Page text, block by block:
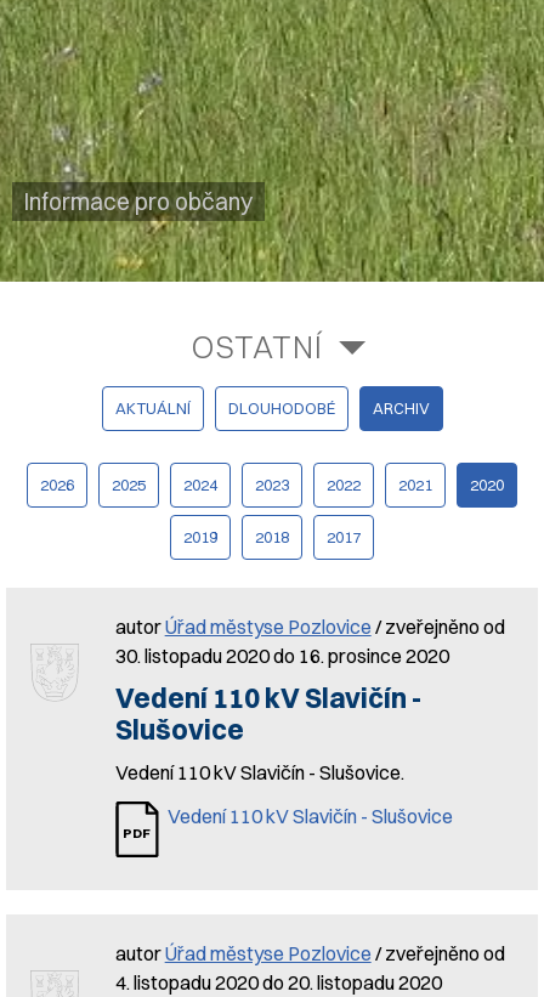
Informace pro občany
OSTATNÍ
AKTUÁLNÍ DLOUHODOBÉ ARCHIV
2026 2025 2024 2023 2022 2021 2020
2019 2018 2017
autorÚřad městyse Pozlovice / zveřejněno od
30. listopadu 2020 do 16. prosince 2020
Vedení 110 kV Slavičín -
Slušovice
Vedení 110 kV Slavičín - Slušovice.
Vedení 110 kV Slavičín - Slušovice
autorÚřad městyse Pozlovice / zveřejněno od
4. listopadu 2020 do 20. listopadu 2020